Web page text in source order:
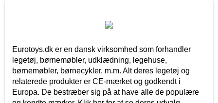
Eurotoys.dk er en dansk virksomhed som forhandler
legetøj, børnemøbler, udklædning, legehuse,
børnemøbler, børnecykler, m.m. Alt deres legetøj og
relaterede produkter er CE-mærket og godkendt i
Europa. De bestræber sig på at have alle de populære